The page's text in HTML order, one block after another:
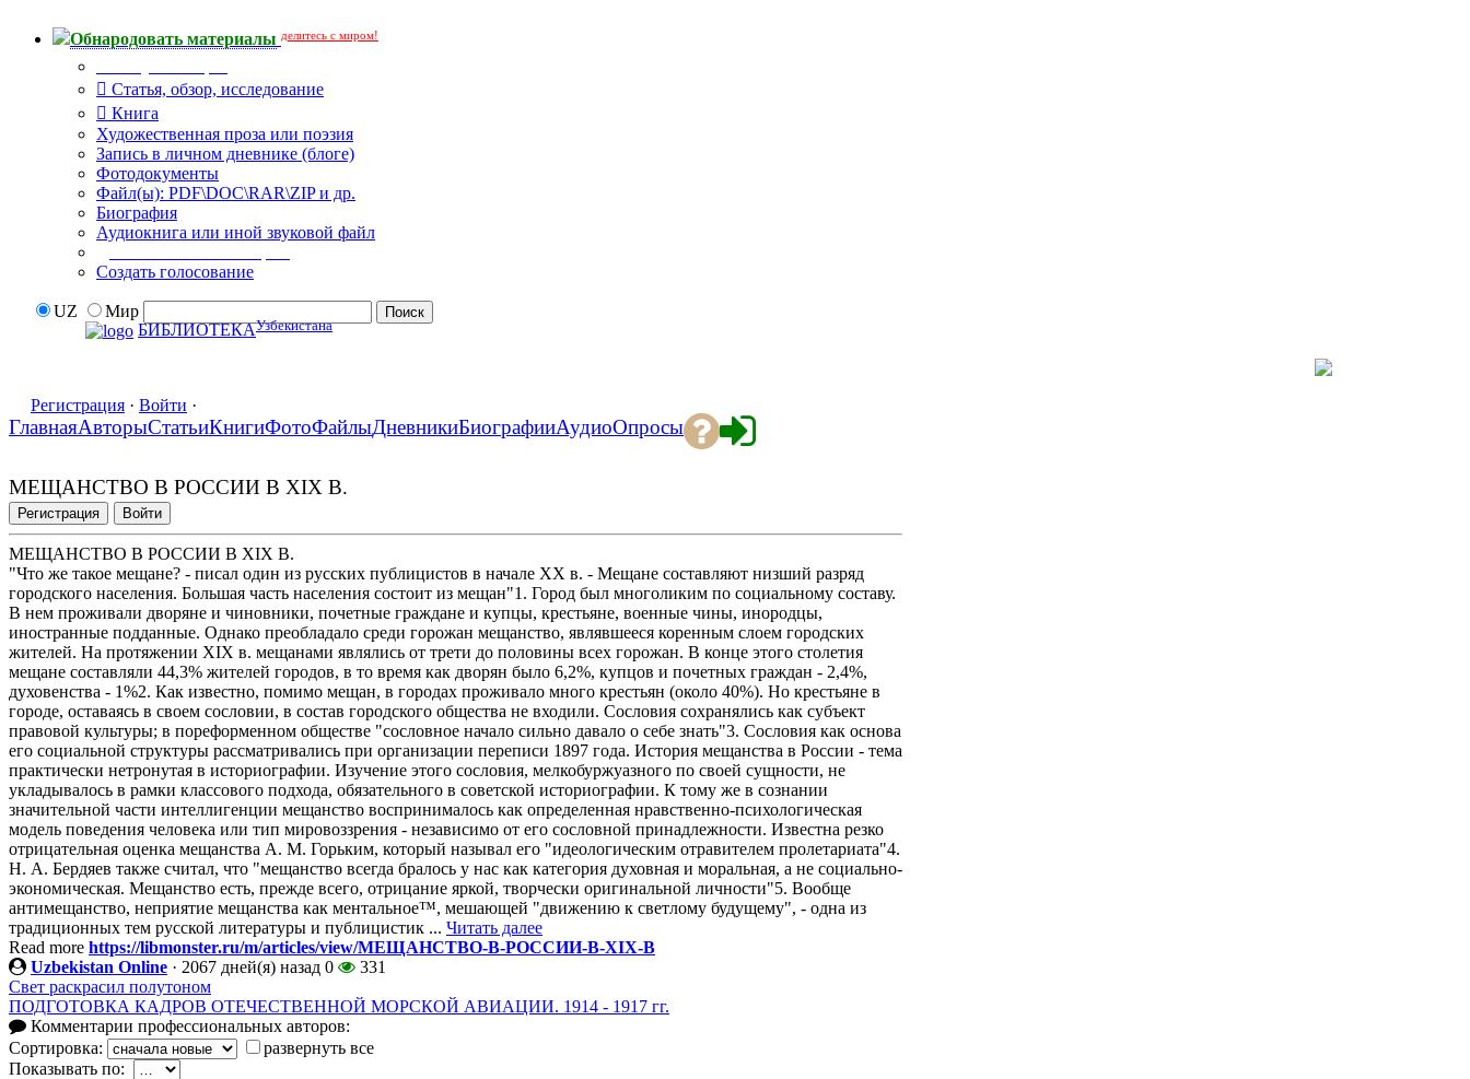
Обнародовать материалы делитесь с миром!
Статья, обзор, исследование
Книга
Художественная проза или поэзия
Запись в личном дневнике (блоге)
Фотодокументы
Файл(ы): PDF\DOC\RAR\ZIP и др.
Биография
Аудиокнига или иной звуковой файл
Создать голосование
UZ
Мир
БИБЛИОТЕКАУзбекистана
Регистрация · Войти ·
ГлавнаяАвторыСтатьиКнигиФотоФайлыДневникиБиографииАудиоОпросы
МЕЩАНСТВО В РОССИИ В XIX В.
Регистрация Войти
МЕЩАНСТВО В РОССИИ В XIX В.
"Что же такое мещане? - писал один из русских публицистов в начале XX в. - Мещане составляют низший разряд
городского населения. Большая часть населения состоит из мещан"1. Город был многоликим по социальному составу.
В нем проживали дворяне и чиновники, почетные граждане и купцы, крестьяне, военные чины, инородцы,
иностранные подданные. Однако преобладало среди горожан мещанство, являвшееся коренным слоем городских
жителей. На протяжении XIX в. мещанами являлись от трети до половины всех горожан. В конце этого столетия
мещане составляли 44,3% жителей городов, в то время как дворян было 6,2%, купцов и почетных граждан - 2,4%,
духовенства - 1%2. Как известно, помимо мещан, в городах проживало много крестьян (около 40%). Но крестьяне в
городе, оставаясь в своем сословии, в состав городского общества не входили. Сословия сохранялись как субъект
правовой культуры; в пореформенном обществе "сословное начало сильно давало о себе знать"3. Сословия как основа
его социальной структуры рассматривались при организации переписи 1897 года. История мещанства в России - тема
практически нетронутая в историографии. Изучение этого сословия, мелкобуржуазного по своей сущности, не
укладывалось в рамки классового подхода, обязательного в советской историографии. К тому же в сознании
значительной части интеллигенции мещанство воспринималось как определенная нравственно-психологическая
модель поведения человека или тип мировоззрения - независимо от его сословной принадлежности. Известна резко
отрицательная оценка мещанства А. М. Горьким, который называл его "идеологическим отравителем пролетариата"4.
Н. А. Бердяев также считал, что "мещанство всегда бралось у нас как категория духовная и моральная, а не социально-
экономическая. Мещанство есть, прежде всего, отрицание яркой, творчески оригинальной личности"5. Вообще
антимещанство, неприятие мещанства как ментальное™, мешающей "движению к светлому будущему", - одна из
традиционных тем русской литературы и публицистик ... Читать далее
Read more https://libmonster.ru/m/articles/view/МЕЩАНСТВО-В-РОССИИ-В-XIX-В
Uzbekistan Online · 2067 дней(я) назад 0
331
Свет раскрасил полутоном
ПОДГОТОВКА КАДРОВ ОТЕЧЕСТВЕННОЙ МОРСКОЙ АВИАЦИИ. 1914 - 1917 гг.
Комментарии профессиональных авторов:
Сортировка:
развернуть все
Показывать по: